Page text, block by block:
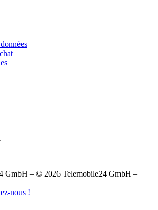
GmbH – © 2026 Telemobile24 GmbH –
nous !